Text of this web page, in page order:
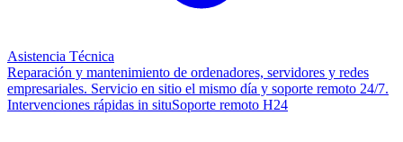
Asistencia Técnica
Reparación y mantenimiento de ordenadores, servidores y redes
empresariales. Servicio en sitio el mismo día y soporte remoto 24/7.
Intervenciones rápidas in situSoporte remoto H24